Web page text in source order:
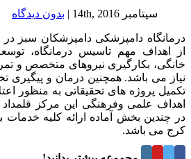
سپتامبر 14th, 2016 | بدون ديدگاه
از اهداف مهم تاسیس درمانگاه،
خانگی، بکارگیری نیروهای متخصص و
نیاز می باشد. همچنین درمان و پیگیری
تکمیل پروژه های تحقیقاتی به منظور
اهداف علمی وفرهنگی این مرکز
در چندین بخش آماده ارائه کلیه خدمات
کرج می باشد.